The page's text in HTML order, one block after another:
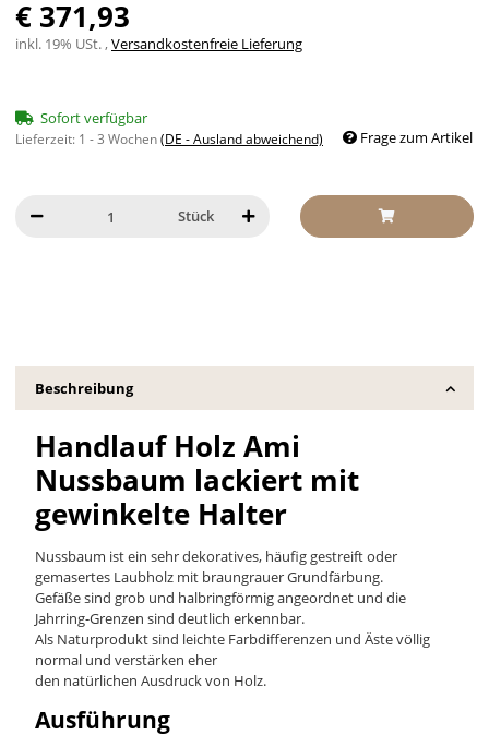
€ 371,93
inkl. 19% USt. ,Versandkostenfreie Lieferung
Sofort verfügbar
Lieferzeit: 1 - 3 Wochen(DE - Ausland abweichend) Frage zum Artikel
Stück
Beschreibung
Handlauf Holz Ami
Nussbaum lackiert mit
gewinkelte Halter
Nussbaum ist ein sehr dekoratives, häufig gestreift oder
gemasertes Laubholz mit braungrauer Grundfärbung.
Gefäße sind grob und halbringförmig angeordnet und die
Jahrring-Grenzen sind deutlich erkennbar.
Als Naturprodukt sind leichte Farbdifferenzen und Äste völlig
normal und verstärken eher
den natürlichen Ausdruck von Holz.
Ausführung